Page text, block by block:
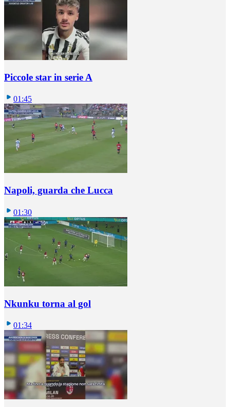
Piccole star in serie A
01:45
Napoli, guarda che Lucca
01:30
Nkunku torna al gol
01:34